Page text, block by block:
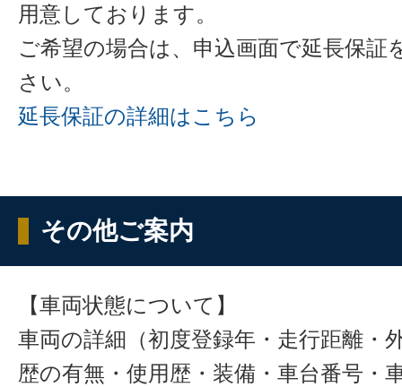
用意しております。
ご希望の場合は、申込画面で延長保証
さい。
延長保証の詳細はこちら
その他ご案内
【車両状態について】
車両の詳細（初度登録年・走行距離・
歴の有無・使用歴・装備・車台番号・